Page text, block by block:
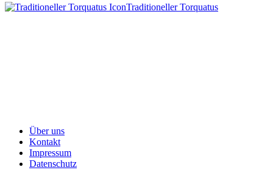
Traditioneller Torquatus
Über uns
Kontakt
Impressum
Datenschutz